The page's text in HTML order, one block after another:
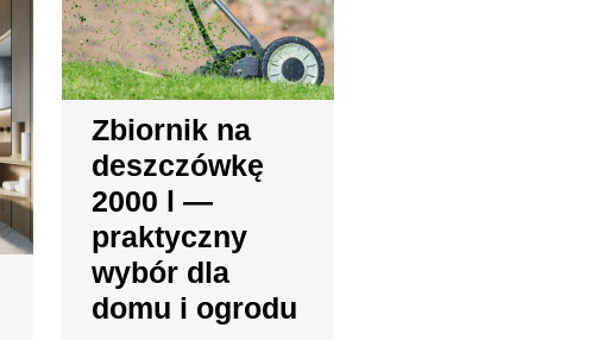
kroki
podczas
remontu
łazienki
w
Krakowie
deszczówkę
l
Zbiornik na
deszczówkę
2000 l —
praktyczny
wybór dla
domu i ogrodu